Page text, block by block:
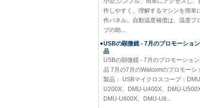
作しやすく、理解するマシンを簡単
作パネル。自動温度補償は、温度プ
ブの助...
USBの顕微鏡 - 7月のプロモーション
品
USBの顕微鏡 - 7月のプロモーション
品 7月の7月のWalcomのプロモーシ
製品： USBマイクロスコープ：
U200X、DMU-U400X、DMU-U500X
DMU-U600X、DMU-U8...
安い価格と品質の良い新しい到着の